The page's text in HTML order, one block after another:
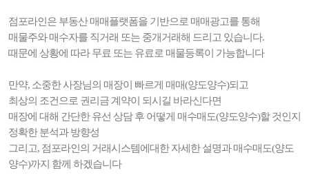
점포라인은 부동산 매매플랫폼을 기반으로 매매광고를 통해
매물주와 매수자를 직거래 또는 중개거래해 드리고 있습니다.
때문에 상황에 따라 무료 또는 유료로 매물등록이 가능합니다
만약, 소중한 사장님의 매장이 빠르게 매매(양도양수)되고
최상의 조건으로 권리금 계약이 되시길 바라신다면
매장에 대해 간단한 유선 상담 후 어떻게 매수매도(양도양수)할 것인지
정확한 분석과 방향성
그리고, 점포라인의 거래시스템에대한 자세한 설명과 매수매도(양도
양수)까지 함께 하겠습니다